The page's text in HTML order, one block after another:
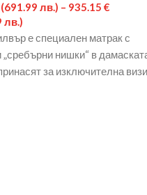
(691.99 лв.) – 935.15 €
лв.)
е специален матрак с
„сребърни нишки“ в
за изключителна